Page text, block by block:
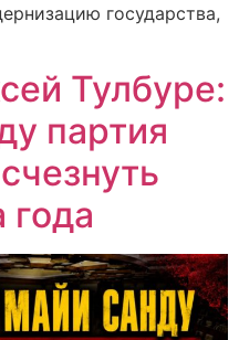
государства,
Тулбуре:
партия
года